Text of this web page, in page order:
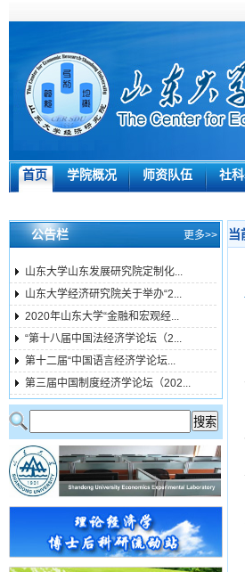
首页 学院概况 师资队伍 社
公告栏 更多>>
山东大学山东发展研究院定制化...
山东大学经济研究院关于举办“2...
2020年山东大学“金融和宏观经...
“第十八届中国法经济学论坛（2...
第十二届“中国语言经济学论坛...
第三届中国制度经济学论坛（202...
当